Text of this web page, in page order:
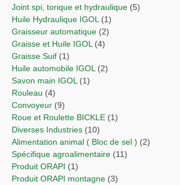
Joint spi, torique et hydraulique (5)
Huile Hydraulique IGOL (1)
Graisseur automatique (2)
Graisse et Huile IGOL (4)
Graisse Suif (1)
Huile automobile IGOL (2)
Savon main IGOL (1)
Rouleau (4)
Convoyeur (9)
Roue et Roulette BICKLE (1)
Diverses Industries (10)
Alimentation animal ( Bloc de sel ) (2)
Spécifique agroalimentaire (11)
Produit ORAPI (1)
Produit ORAPI montagne (3)